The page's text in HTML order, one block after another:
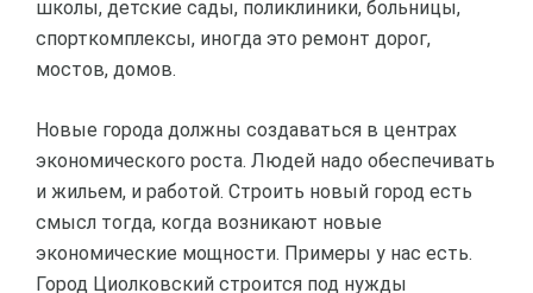
школы, детские сады, поликлиники, больницы,
спорткомплексы, иногда это ремонт дорог,
мостов, домов.
Новые города должны создаваться в центрах
экономического роста. Людей надо обеспечивать
и жильем, и работой. Строить новый город есть
смысл тогда, когда возникают новые
экономические мощности. Примеры у нас есть.
Город Циолковский строится под нужды